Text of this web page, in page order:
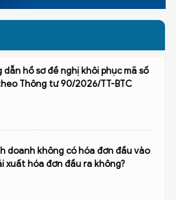
dẫn hồ sơ đề nghị khôi phục mã số
Thông tư 90/2026/TT-BTC
doanh không có hóa đơn đầu vào
xuất hóa đơn đầu ra không?